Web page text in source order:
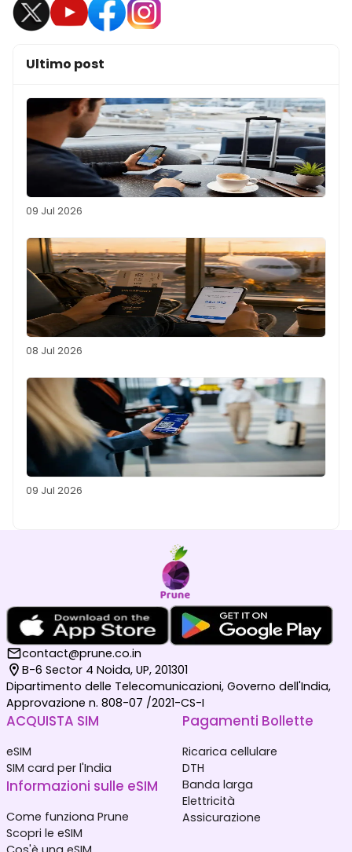
Ultimo post
09 Jul 2026
08 Jul 2026
09 Jul 2026
contact@prune.co.in
B-6 Sector 4 Noida, UP, 201301
Dipartimento delle Telecomunicazioni, Governo dell'India,
Approvazione n. 808-07 /2021-CS-I
ACQUISTA SIM
eSIM
SIM card per l'India
Informazioni sulle eSIM
Come funziona Prune
Scopri le eSIM
Pagamenti Bollette
Ricarica cellulare
DTH
Banda larga
Elettricità
Assicurazione